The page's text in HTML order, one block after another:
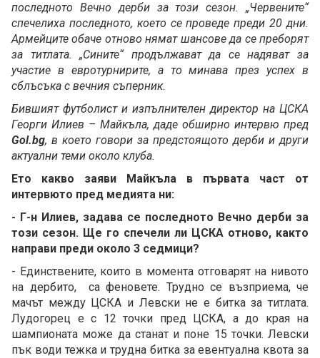
последното Вечно дерби за този сезон. „Червените“
спечелиха последното, което се проведе преди 20 дни.
Армейците обаче отново нямат шансове да се преборят
за титлата. „Сините“ продължават да се надяват за
участие в евротурнирите, а то минава през успех в
сблъсъка с вечния съперник.
Бившият футболист и изпълнителен директор на ЦСКА
Георги Илиев – Майкъла, даде обширно интервю пред
Gol.bg, в което говори за предстоящото дерби и други
актуални теми около клуба.
Ето какво заяви Майкъла в първата част от
интервюто пред медията ни:
- Г-н Илиев, задава се последното Вечно дерби за
този сезон. Ще го спечели ли ЦСКА отново, както
направи преди около 3 седмици?
- Единствените, които в момента отговарят на нивото
на дербито, са феновете. Трудно се възприема, че
мачът между ЦСКА и Левски не е битка за титлата.
Лудогорец е с 12 точки пред ЦСКА, а до края на
шампионата може да станат и поне 15 точки. Левски
пък води тежка и трудна битка за евентуална квота за